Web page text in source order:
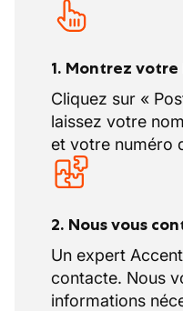
trouvons
bon candidat,
Curieux d'en
nous contacter
1. Montrez
Cliquez sur «
laissez votre
et votre numéro
2. Nous vous
Un expert
contacte. Nous
informations